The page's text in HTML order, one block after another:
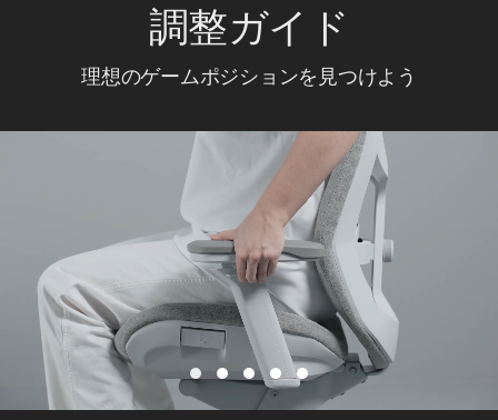
調整ガイド
理想のゲームポジションを見つけよう